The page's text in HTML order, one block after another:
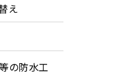
え
の防水工